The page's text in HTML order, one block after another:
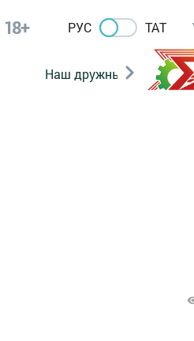
18+ РУС ТАТ
Наш дружный коллектив